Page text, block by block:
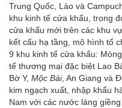
Trung Quốc, Lào và
khu kinh tế cửa khẩu, trong
cửa khẩu mới trên các khu
kết cấu hạ tầng, mô hình tổ
9 khu kinh tế cửa khẩu:
tế thương mại đặc biệt Lao
Bờ Y, Mộc Bài, An Giang và
kim ngạch xuất, nhập khẩu
Nam với các nước láng